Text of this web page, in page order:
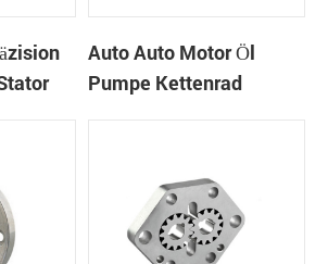
Auto Auto Motor Öl
Pumpe Kettenrad